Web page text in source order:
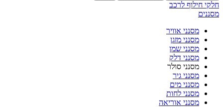
חלקי חילוף לרכב
מסננים
מסנני אוויר
מסנני מזגן
מסנני שמן
מסנני דלק
מסנני סולר
מסנני גיר
מסנני מים
מסנני לחות
מסנני אוריאה